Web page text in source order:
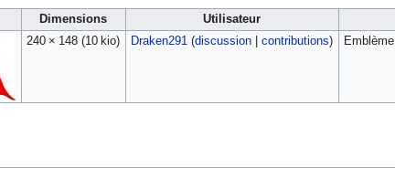
Dimensions Utilisateur
240 × 148 (10 kio) Draken291 (discussion| contributions)